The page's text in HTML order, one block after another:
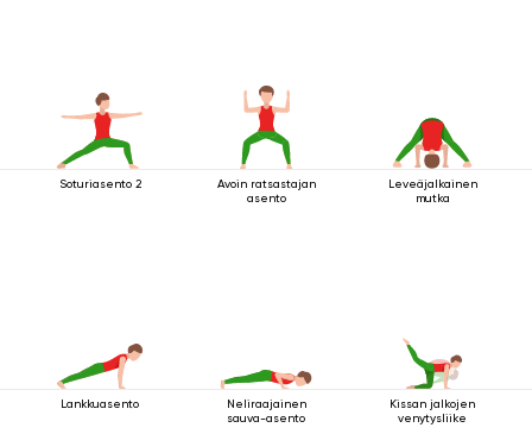
Soturiasento 2
Avoin ratsastajan
asento
Leveäjalkainen
mutka
Lankkuasento
Neliraajainen
sauva-asento
Kissan jalkojen
venytysliike